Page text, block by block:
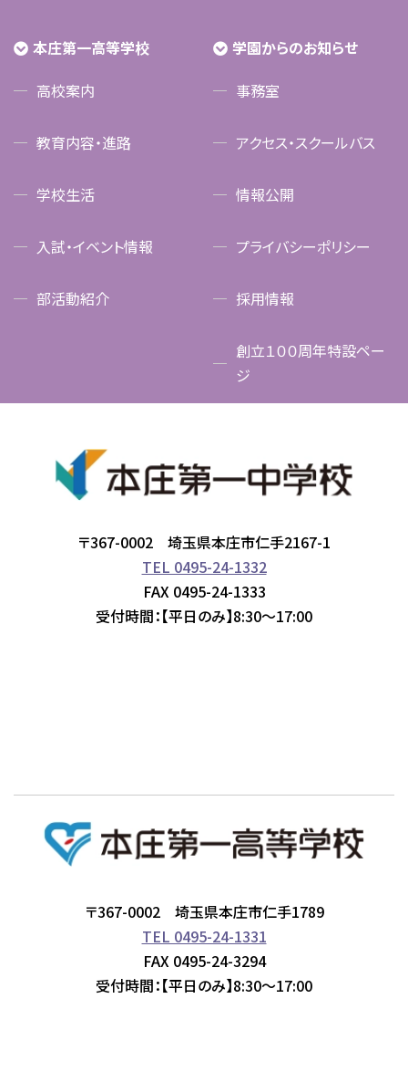
本庄第一高等学校
高校案内
教育内容・進路
学校生活
入試・イベント情報
部活動紹介
学園からのお知らせ
事務室
アクセス・スクールバス
情報公開
プライバシーポリシー
採用情報
創立１００周年特設ペー
ジ
〒367-0002 埼玉県本庄市仁手2167-1
TEL 0495-24-1332
FAX 0495-24-1333
受付時間：【平日のみ】8:30～17:00
〒367-0002 埼玉県本庄市仁手1789
TEL 0495-24-1331
FAX 0495-24-3294
受付時間：【平日のみ】8:30～17:00